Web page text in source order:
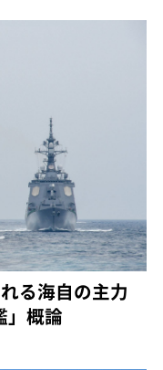
る海自の主力
概論